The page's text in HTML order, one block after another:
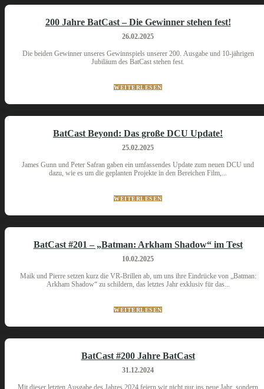
200 Jahre BatCast – Die Gewinner stehen fest!
26.02.2025
Die beiden Gewinner unseres Gewinnspiels unserer 200. Ausgabe und 10-jährigen
Jubiläum des BatCast stehen fest.
WEITERLESEN
BatCast Beyond: Das große DCU Update!
25.02.2025
James Gunn und Peter Safran gaben ein umfassendes Update zum neuen DCU und
dazu, wie es um die geplanten Projekte in den Bereichen Film,...
WEITERLESEN
BatCast #201 – „Batman: Arkham Shadow“ im Test
10.02.2025
Maik und Pierre setzen kurz die VR-Brillen ab, um uns ihre Eindrücke von „Batman:
Arkham Shadow“ zu schildern, das letztes Jahr exklusiv für das...
WEITERLESEN
BatCast #200 Jahre BatCast
31.12.2024
Mit dieser letzten Ausgabe des Jahres 2024 feiern wir nicht nur ins neue Jahr, sondern